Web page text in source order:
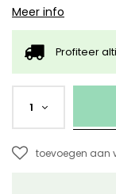
Meer info
Profiteer
1
toevoegen aan